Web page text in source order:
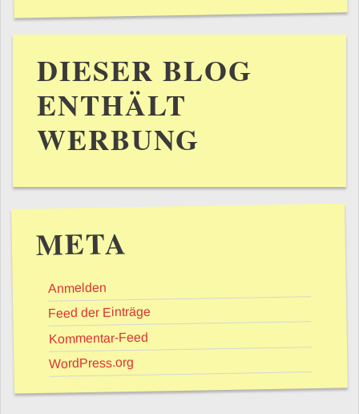
DIESER BLOG
ENTHÄLT
WERBUNG
META
Anmelden
Feed der Einträge
Kommentar-Feed
WordPress.org